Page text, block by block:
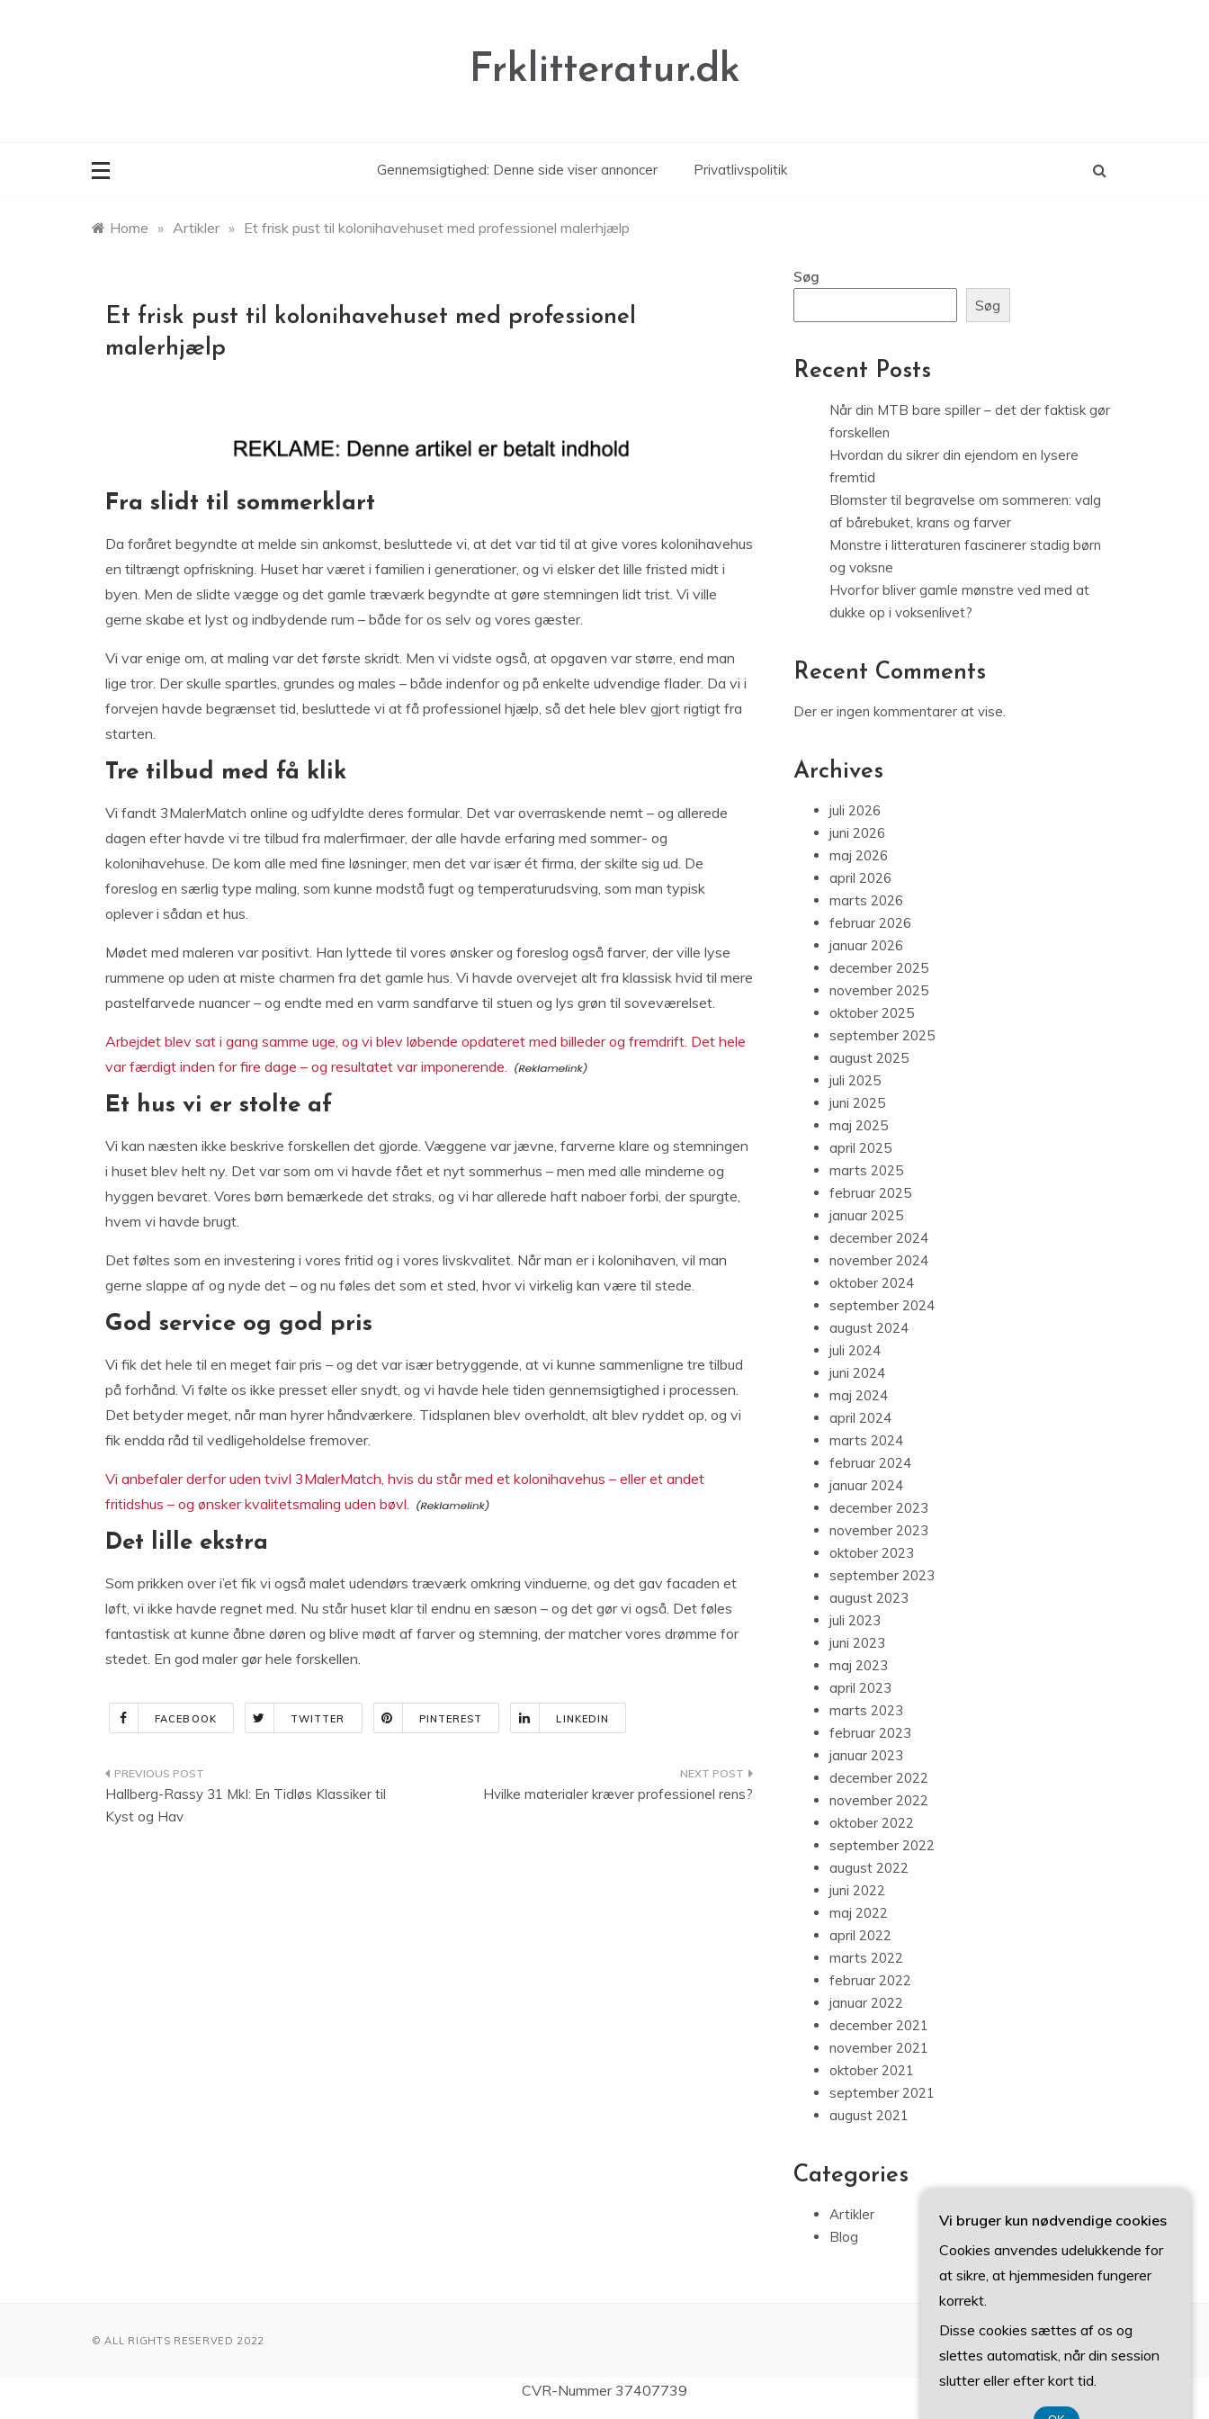
Frklitteratur.dk
Gennemsigtighed: Denne side viser annoncer Privatlivspolitik
Home » Artikler » Et frisk pust til kolonihavehuset med professionel malerhjælp
Et frisk pust til kolonihavehuset med professionel
malerhjælp
Fra slidt til sommerklart
Da foråret begyndte at melde sin ankomst, besluttede vi, at det var tid til at give vores kolonihavehus
en tiltrængt opfriskning. Huset har været i familien i generationer, og vi elsker det lille fristed midt i
byen. Men de slidte vægge og det gamle træværk begyndte at gøre stemningen lidt trist. Vi ville
gerne skabe et lyst og indbydende rum – både for os selv og vores gæster.
Vi var enige om, at maling var det første skridt. Men vi vidste også, at opgaven var større, end man
lige tror. Der skulle spartles, grundes og males – både indenfor og på enkelte udvendige flader. Da vi i
forvejen havde begrænset tid, besluttede vi at få professionel hjælp, så det hele blev gjort rigtigt fra
starten.
Tre tilbud med få klik
Vi fandt 3MalerMatch online og udfyldte deres formular. Det var overraskende nemt – og allerede
dagen efter havde vi tre tilbud fra malerfirmaer, der alle havde erfaring med sommer- og
kolonihavehuse. De kom alle med fine løsninger, men det var især ét firma, der skilte sig ud. De
foreslog en særlig type maling, som kunne modstå fugt og temperaturudsving, som man typisk
oplever i sådan et hus.
Mødet med maleren var positivt. Han lyttede til vores ønsker og foreslog også farver, der ville lyse
rummene op uden at miste charmen fra det gamle hus. Vi havde overvejet alt fra klassisk hvid til mere
pastelfarvede nuancer – og endte med en varm sandfarve til stuen og lys grøn til soveværelset.
Arbejdet blev sat i gang samme uge, og vi blev løbende opdateret med billeder og fremdrift. Det hele
var færdigt inden for fire dage – og resultatet var imponerende.
Et hus vi er stolte af
Vi kan næsten ikke beskrive forskellen det gjorde. Væggene var jævne, farverne klare og stemningen
i huset blev helt ny. Det var som om vi havde fået et nyt sommerhus – men med alle minderne og
hyggen bevaret. Vores børn bemærkede det straks, og vi har allerede haft naboer forbi, der spurgte,
hvem vi havde brugt.
Det føltes som en investering i vores fritid og i vores livskvalitet. Når man er i kolonihaven, vil man
gerne slappe af og nyde det – og nu føles det som et sted, hvor vi virkelig kan være til stede.
God service og god pris
Vi fik det hele til en meget fair pris – og det var især betryggende, at vi kunne sammenligne tre tilbud
på forhånd. Vi følte os ikke presset eller snydt, og vi havde hele tiden gennemsigtighed i processen.
Det betyder meget, når man hyrer håndværkere. Tidsplanen blev overholdt, alt blev ryddet op, og vi
fik endda råd til vedligeholdelse fremover.
Vi anbefaler derfor uden tvivl 3MalerMatch, hvis du står med et kolonihavehus – eller et andet
fritidshus – og ønsker kvalitetsmaling uden bøvl.
Det lille ekstra
Som prikken over i’et fik vi også malet udendørs træværk omkring vinduerne, og det gav facaden et
løft, vi ikke havde regnet med. Nu står huset klar til endnu en sæson – og det gør vi også. Det føles
fantastisk at kunne åbne døren og blive mødt af farver og stemning, der matcher vores drømme for
stedet. En god maler gør hele forskellen.
FACEBOOK TWITTER PINTEREST LINKEDIN
Indlægsnavigation
Hallberg-Rassy 31 MkI: En Tidløs Klassiker til
Kyst og Hav
Hvilke materialer kræver professionel rens?
Søg
Søg
Recent Posts
Når din MTB bare spiller – det der faktisk gør
forskellen
Hvordan du sikrer din ejendom en lysere
fremtid
Blomster til begravelse om sommeren: valg
af bårebuket, krans og farver
Monstre i litteraturen fascinerer stadig børn
og voksne
Hvorfor bliver gamle mønstre ved med at
dukke op i voksenlivet?
Recent Comments
Der er ingen kommentarer at vise.
Archives
juli 2026
juni 2026
maj 2026
april 2026
marts 2026
februar 2026
januar 2026
december 2025
november 2025
oktober 2025
september 2025
august 2025
juli 2025
juni 2025
maj 2025
april 2025
marts 2025
februar 2025
januar 2025
december 2024
november 2024
oktober 2024
september 2024
august 2024
juli 2024
juni 2024
maj 2024
april 2024
marts 2024
februar 2024
januar 2024
december 2023
november 2023
oktober 2023
september 2023
august 2023
juli 2023
juni 2023
maj 2023
april 2023
marts 2023
februar 2023
januar 2023
december 2022
november 2022
oktober 2022
september 2022
august 2022
juni 2022
maj 2022
april 2022
marts 2022
februar 2022
januar 2022
december 2021
november 2021
oktober 2021
september 2021
august 2021
Categories
Artikler
Blog
© ALL RIGHTS RESERVED 2022
CVR-Nummer 37407739
Vi bruger kun nødvendige cookies
Cookies anvendes udelukkende for
at sikre, at hjemmesiden fungerer
korrekt.
Disse cookies sættes af os og
slettes automatisk, når din session
slutter eller efter kort tid.